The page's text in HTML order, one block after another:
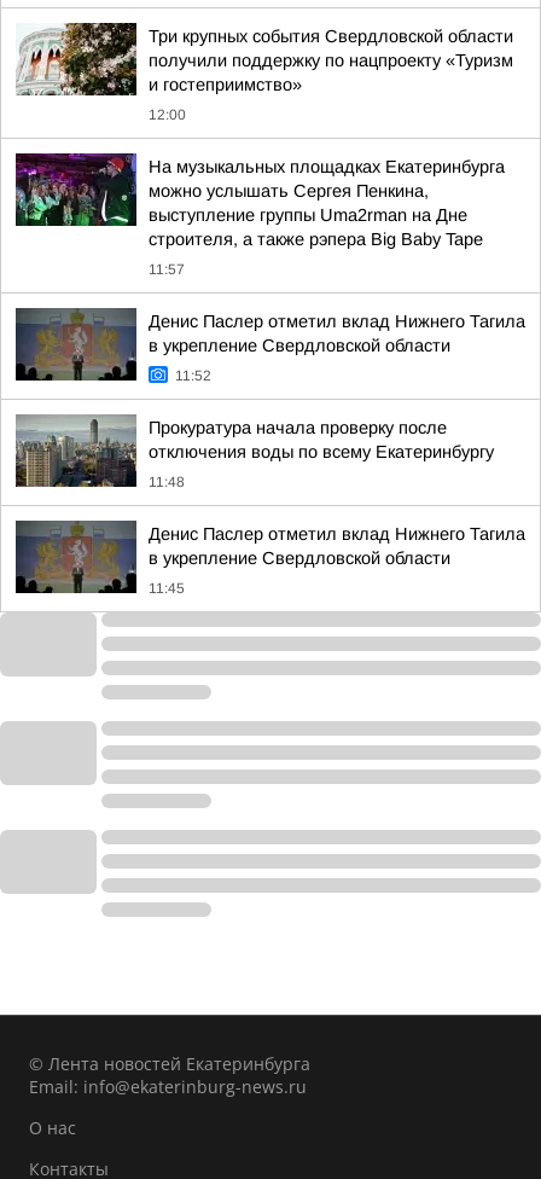
Три крупных события Свердловской области
получили поддержку по нацпроекту «Туризм
и гостеприимство»
12:00
На музыкальных площадках Екатеринбурга
можно услышать Сергея Пенкина,
выступление группы Uma2rman на Дне
строителя, а также рэпера Big Baby Tape
11:57
Денис Паслер отметил вклад Нижнего Тагила
в укрепление Свердловской области
11:52
Прокуратура начала проверку после
отключения воды по всему Екатеринбургу
11:48
Денис Паслер отметил вклад Нижнего Тагила
в укрепление Свердловской области
11:45
© Лента новостей Екатеринбурга
Email: info@ekaterinburg-news.ru
О нас
Контакты